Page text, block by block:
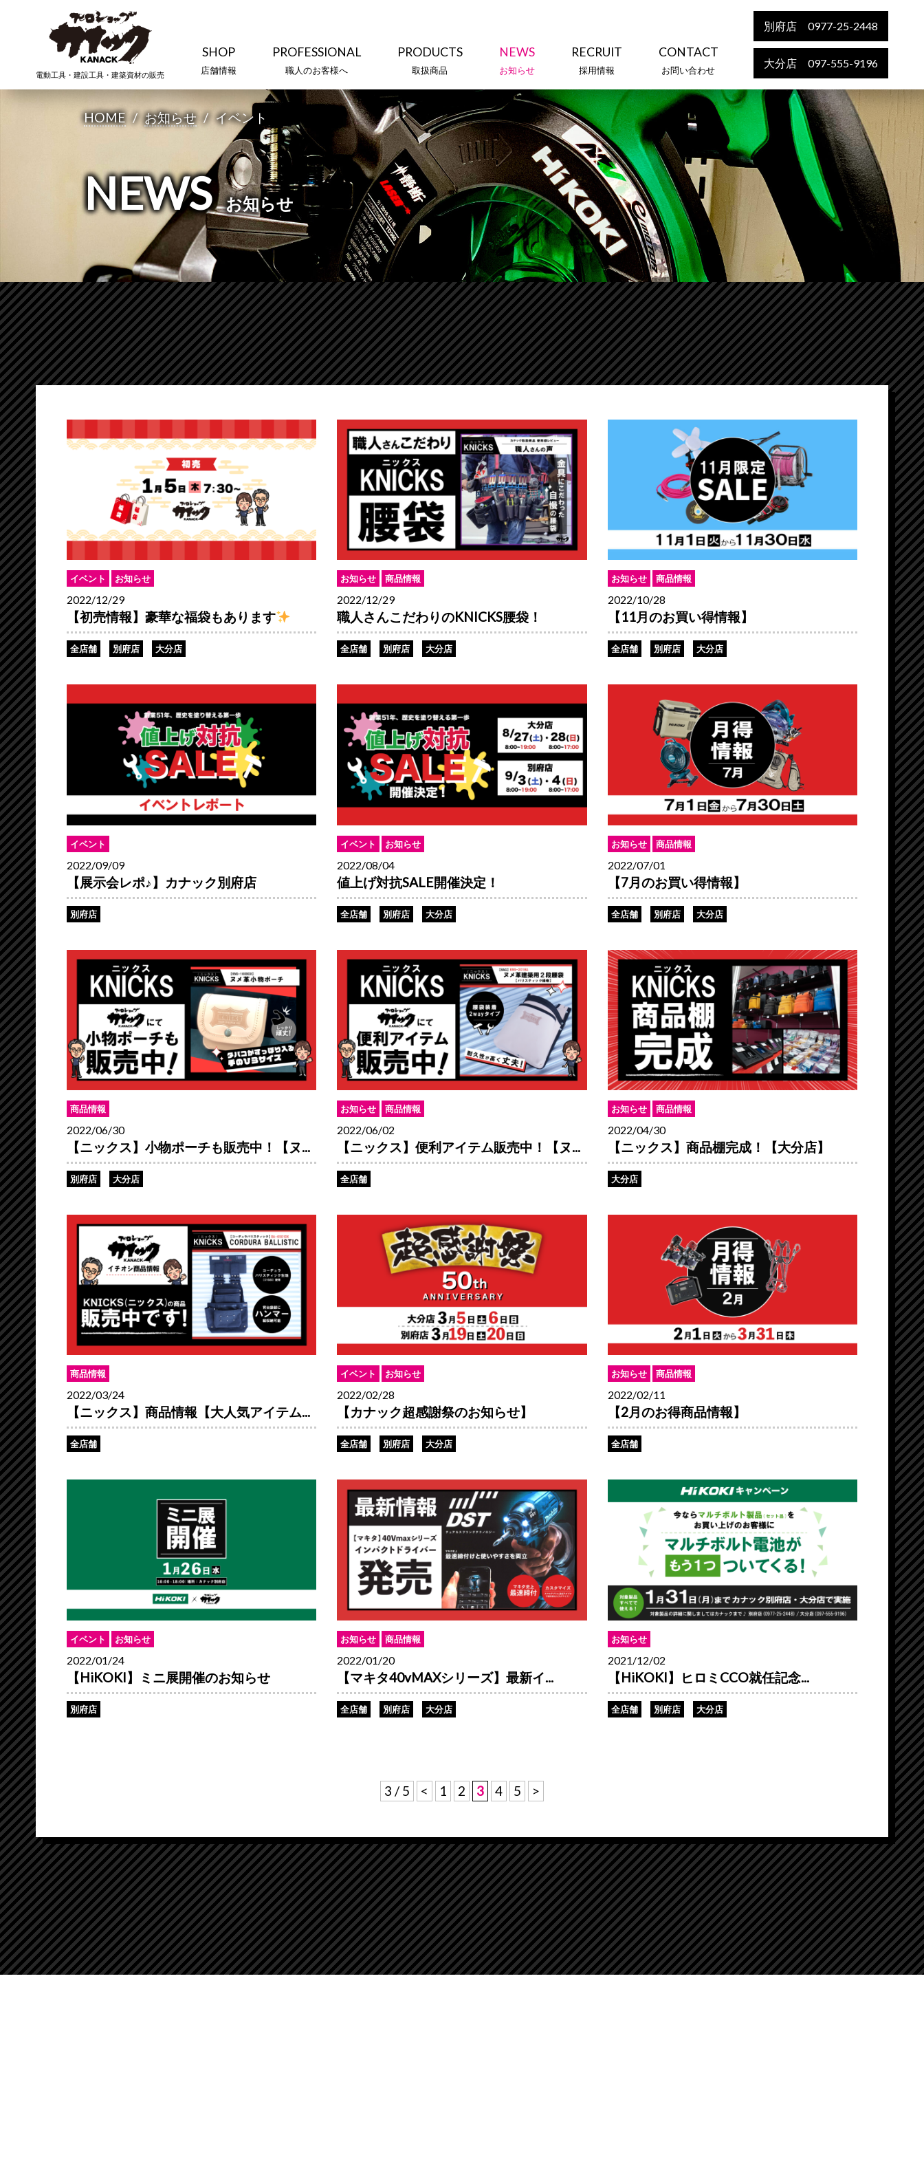
電動工具・建設工具・建築資材の販売
SHOP
店舗情報
PROFESSIONAL
職人のお客様へ
PRODUCTS
取扱商品
NEWS
お知らせ
RECRUIT
採用情報
CONTACT
お問い合わせ
別府店 0977-25-2448
大分店 097-555-9196
HOME / お知らせ / イベント
NEWS お知らせ
イベント お知らせ
2022/12/29
【初売情報】豪華な福袋もあります
全店舗 別府店 大分店
お知らせ 商品情報
2022/12/29
職人さんこだわりのKNICKS腰袋！
全店舗 別府店 大分店
お知らせ 商品情報
2022/10/28
【11月のお買い得情報】
全店舗 別府店 大分店
イベント
2022/09/09
【展示会レポ♪】カナック別府店
別府店
イベント お知らせ
2022/08/04
値上げ対抗SALE開催決定！
全店舗 別府店 大分店
お知らせ 商品情報
2022/07/01
【7月のお買い得情報】
全店舗 別府店 大分店
商品情報
2022/06/30
【ニックス】小物ポーチも販売中！【ヌ...
別府店 大分店
お知らせ 商品情報
2022/06/02
【ニックス】便利アイテム販売中！【ヌ...
全店舗
お知らせ 商品情報
2022/04/30
【ニックス】商品棚完成！【大分店】
大分店
商品情報
2022/03/24
【ニックス】商品情報【大人気アイテム...
全店舗
イベント お知らせ
2022/02/28
【カナック超感謝祭のお知らせ】
全店舗 別府店 大分店
お知らせ 商品情報
2022/02/11
【2月のお得商品情報】
全店舗
イベント お知らせ
2022/01/24
【HiKOKI】ミニ展開催のお知らせ
別府店
お知らせ 商品情報
2022/01/20
【マキタ40vMAXシリーズ】最新イ...
全店舗 別府店 大分店
お知らせ
2021/12/02
【HiKOKI】ヒロミCCO就任記念...
全店舗 別府店 大分店
3 / 5 < 1 2 3 4 5 >